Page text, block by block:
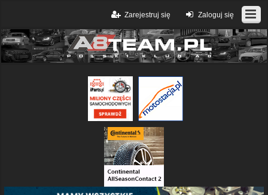
Zaloguj się
Zarejestruj się